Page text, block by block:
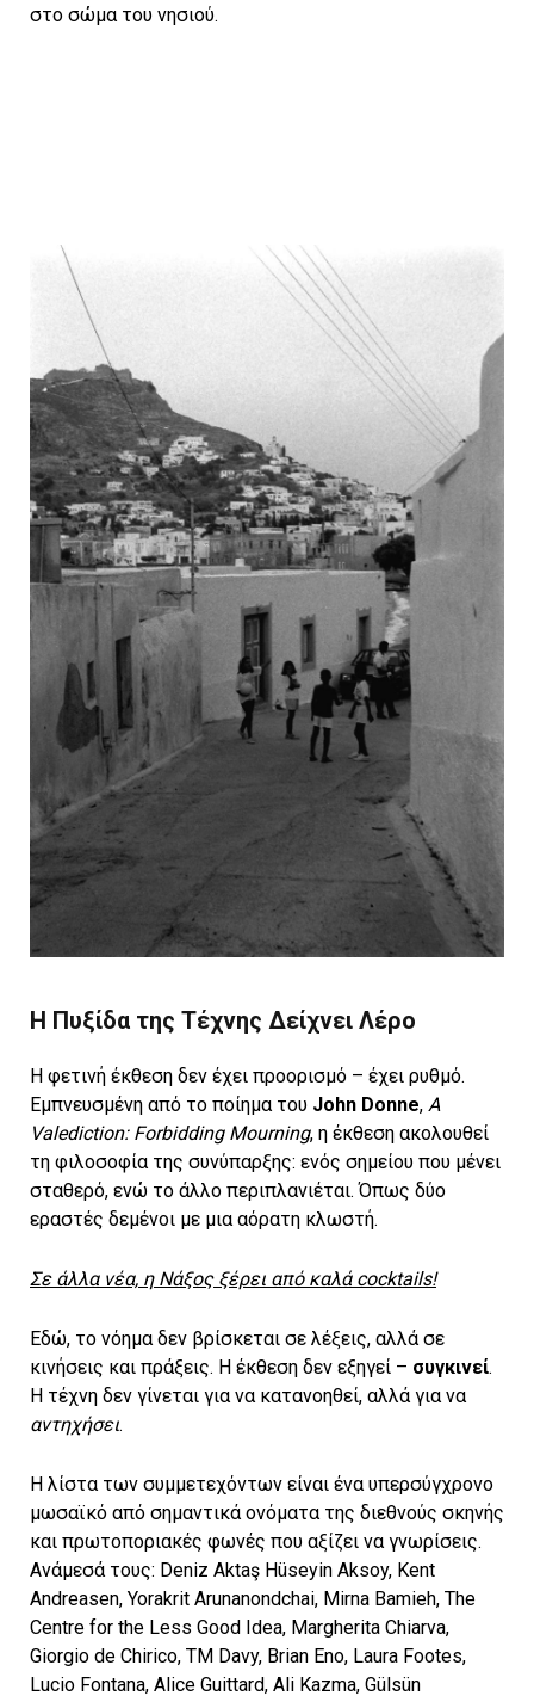
στο σώμα του νησιού.
Η Πυξίδα της Τέχνης Δείχνει Λέρο
Η φετινή έκθεση δεν έχει προορισμό – έχει ρυθμό.
Εμπνευσμένη από το ποίημα του John Donne, A
Valediction: Forbidding Mourning, η έκθεση ακολουθεί
τη φιλοσοφία της συνύπαρξης: ενός σημείου που μένει
σταθερό, ενώ το άλλο περιπλανιέται. Όπως δύο
εραστές δεμένοι με μια αόρατη κλωστή.
Σε άλλα νέα, η Νάξος ξέρει από καλά cocktails!
Εδώ, το νόημα δεν βρίσκεται σε λέξεις, αλλά σε
κινήσεις και πράξεις. Η έκθεση δεν εξηγεί – συγκινεί.
Η τέχνη δεν γίνεται για να κατανοηθεί, αλλά για να
αντηχήσει.
Η λίστα των συμμετεχόντων είναι ένα υπερσύγχρονο
μωσαϊκό από σημαντικά ονόματα της διεθνούς σκηνής
και πρωτοποριακές φωνές που αξίζει να γνωρίσεις.
Ανάμεσά τους: Deniz Aktaş Hüseyin Aksoy, Kent
Andreasen, Yorakrit Arunanondchai, Mirna Bamieh, The
Centre for the Less Good Idea, Margherita Chiarva,
Giorgio de Chirico, TM Davy, Brian Eno, Laura Footes,
Lucio Fontana, Alice Guittard, Ali Kazma, Gülsün